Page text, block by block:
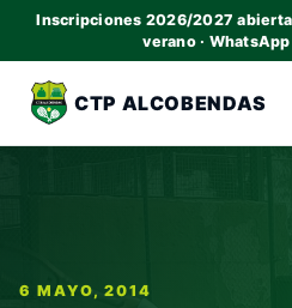
Inscripciones 2026/2027
verano ·
CTP ALCOBENDAS
6 MAYO, 2014